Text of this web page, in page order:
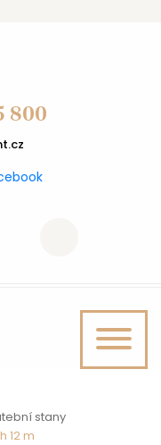
800
stany
12 m